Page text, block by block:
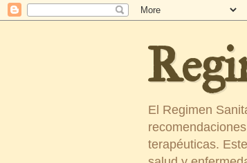
El Regimen
terapéuticas.